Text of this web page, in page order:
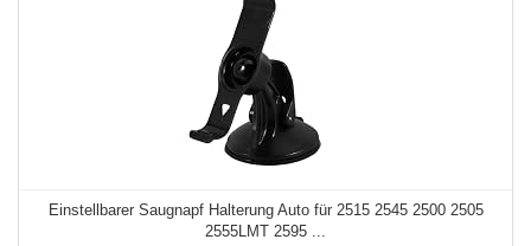
Einstellbarer Saugnapf Halterung Auto für 2515 2545 2500 2505
2555LMT 2595 ...